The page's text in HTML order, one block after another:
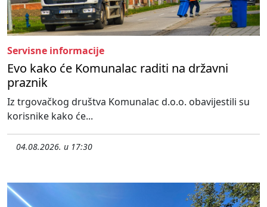
Servisne informacije
Evo kako će Komunalac raditi na državni
praznik
Iz trgovačkog društva Komunalac d.o.o. obavijestili su
korisnike kako će...
04.08.2026. u 17:30